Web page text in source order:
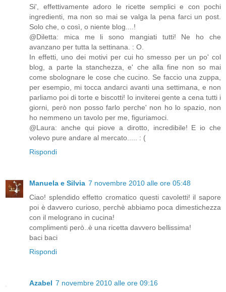
Si', effettivamente adoro le ricette semplici e con pochi
ingredienti, ma non so mai se valga la pena farci un post.
Solo che, o così, o niente blog....!
@Diletta: mica me li sono mangiati tutti! Ne ho che
avanzano per tutta la settinana. : O.
In effetti, uno dei motivi per cui ho smesso per un po' col
blog, a parte la stanchezza, e' che alla fine non so mai
come sbolognare le cose che cucino. Se faccio una zuppa,
per esempio, mi tocca andarci avanti una settimana, e non
parliamo poi di torte e biscotti! Io inviterei gente a cena tutti i
giorni, però non posso farlo perche' non ho lo spazio, non
ho nemmeno un tavolo per me, figuriamoci.
@Laura: anche qui piove a dirotto, incredibile! E io che
volevo pure andare al mercato..... : (
Rispondi
Manuela e Silvia 7 novembre 2010 alle ore 05:48
Ciao! splendido effetto cromatico questi cavoletti! il sapore
poi è davvero curioso, perchè abbiamo poca dimestichezza
con il melograno in cucina!
complimenti però..è una ricetta davvero bellissima!
baci baci
Rispondi
Azabel 7 novembre 2010 alle ore 09:16